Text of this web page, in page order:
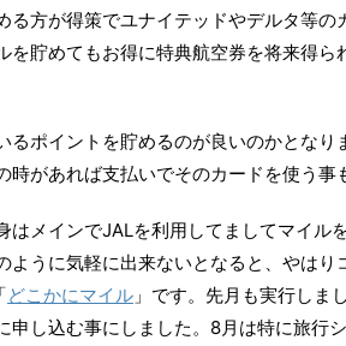
る方が得策でユナイテッドやデルタ等
を貯めてもお得に特典航空券を将来得ら
るポイントを貯めるのが良いのかとな
があれば支払いでそのカードを使う事
はメインでJALを利用してましてマイル
ように気軽に出来ないとなると、やは
どこかにマイル 」です。先月も実行しま
し込む事にしました。8月は特に旅行シ